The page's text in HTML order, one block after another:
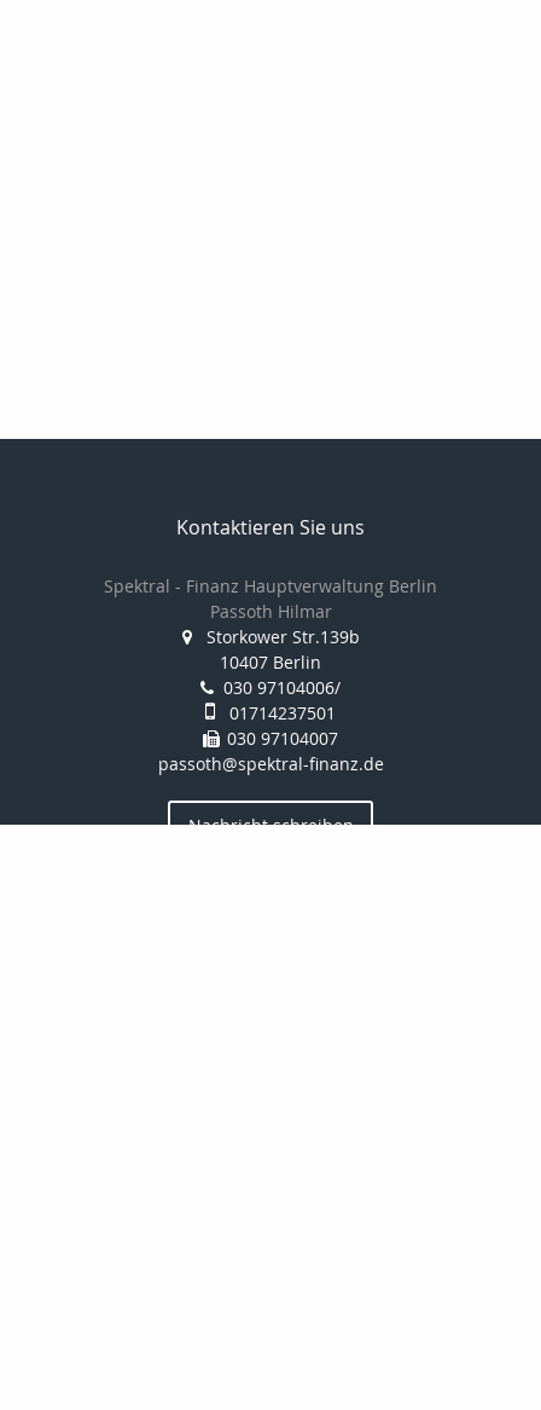
Kontaktieren Sie uns
Spektral - Finanz Hauptverwaltung Berlin
Passoth Hilmar
Storkower Str.139b
10407 Berlin
030 97104006/
01714237501
030 97104007
passoth@spektral-finanz.de
Nachricht schreiben